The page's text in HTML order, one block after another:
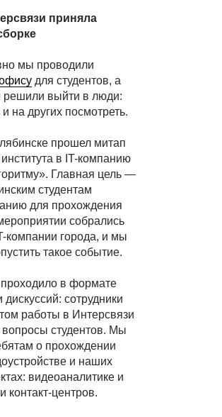
приняла
мы проводили
для студентов, а
решили выйти в люди:
на других посмотреть.
прошел митап
в IT-компанию
Главная цель —
студентам
для прохождения
собрались
компании города, и мы
такое событие.
в формате
дискуссий: сотрудники
работы в Интерсвязи
вопросы студентов. Мы
о прохождении
и наших
видеоаналитике и
контакт-центров.